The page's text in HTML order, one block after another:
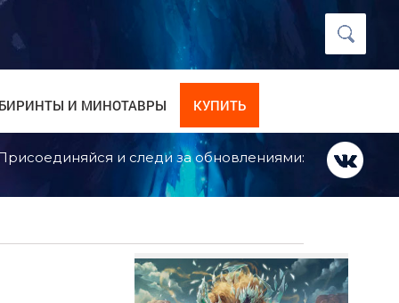
И МИНОТАВРЫ КУПИТЬ
и следи за обновлениями: